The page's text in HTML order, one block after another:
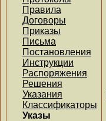
Правила
Договоры
Приказы
Письма
Постановления
Инструкции
Распоряжения
Решения
Указания
Классификаторы
Указы